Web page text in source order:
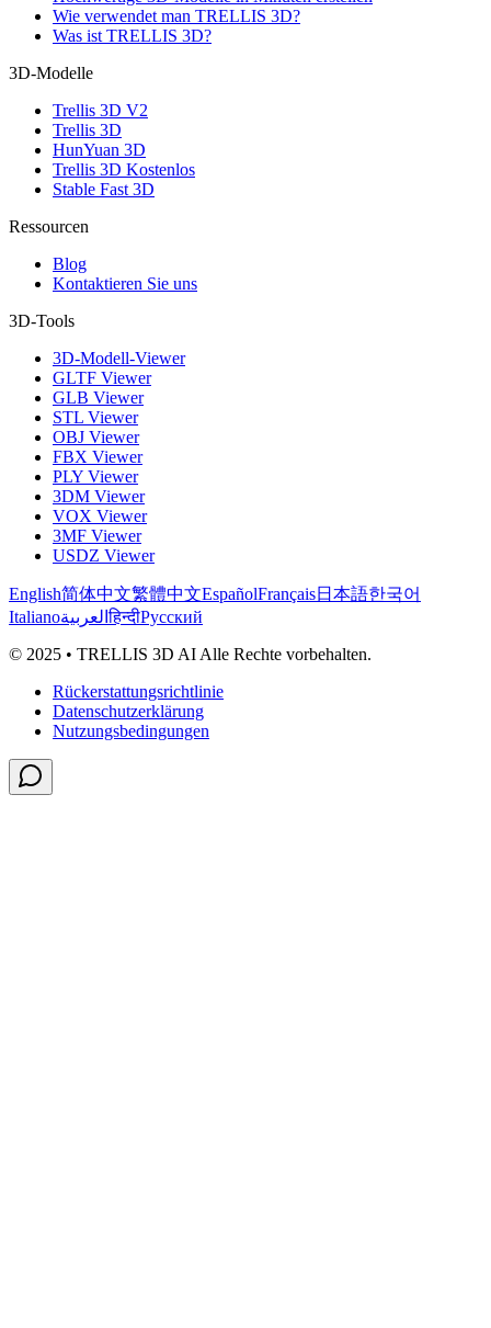
Wie verwendet man TRELLIS 3D?
Was ist TRELLIS 3D?
3D-Modelle
Trellis 3D V2
Trellis 3D
HunYuan 3D
Trellis 3D Kostenlos
Stable Fast 3D
Ressourcen
Blog
Kontaktieren Sie uns
3D-Tools
3D-Modell-Viewer
GLTF Viewer
GLB Viewer
STL Viewer
OBJ Viewer
FBX Viewer
PLY Viewer
3DM Viewer
VOX Viewer
3MF Viewer
USDZ Viewer
English简体中文繁體中文EspañolFrançais日本語한국어
Italianoالعربيةहिन्दीРусский
© 2025 • TRELLIS 3D AI Alle Rechte vorbehalten.
Rückerstattungsrichtlinie
Datenschutzerklärung
Nutzungsbedingungen